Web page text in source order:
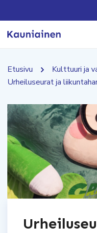
Etusivu Kulttuuri ja
Urheiluseurat ja